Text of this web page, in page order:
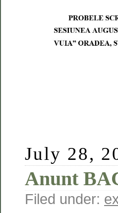
July 28,
Anunt
Filed under: